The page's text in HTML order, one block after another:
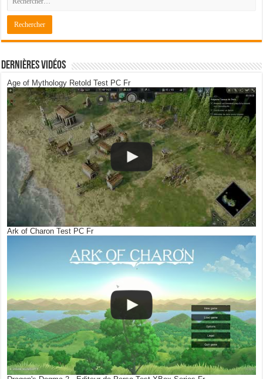
Dernières Vidéos
Age of Mythology Retold Test PC Fr
Ark of Charon Test PC Fr